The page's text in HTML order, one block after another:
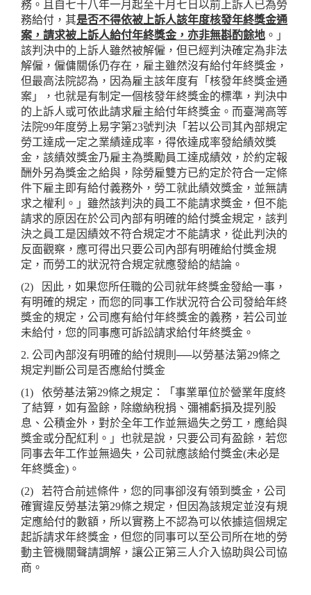
務。且自七十八年一月起至十月七日以前上訴人已為勞
務給付，其是否不得依被上訴人該年度核發年終獎金通
案，請求被上訴人給付年終獎金，亦非無斟酌餘地 。」
該判決中的上訴人雖然被解僱，但已經判決確定為非法
解僱，僱傭關係仍存在，雇主雖然沒有給付年終獎金，
但最高法院認為，因為雇主該年度有「核發年終獎金通
案」，也就是有制定一個核發年終獎金的標準，判決中
的上訴人或可依此請求雇主給付年終獎金。而臺灣高等
法院99年度勞上易字第23號判決「若以公司其內部規定
勞工達成一定之業績達成率，得依達成率發給績效獎
金，該績效獎金乃雇主為獎勵員工達成績效，於約定報
酬外另為獎金之給與，除勞雇雙方已約定於符合一定條
件下雇主即有給付義務外，勞工就此績效獎金，並無請
求之權利。」雖然該判決的員工不能請求獎金，但不能
請求的原因在於公司內部有明確的給付獎金規定，該判
決之員工是因績效不符合規定才不能請求，從此判決的
反面觀察，應可得出只要公司內部有明確給付獎金規
定，而勞工的狀況符合規定就應發給的結論。
(2)
因此，如果您所任職的公司就年終獎金發給一事，
有明確的規定，而您的同事工作狀況符合公司發給年終
獎金的規定，公司應有給付年終獎金的義務，若公司並
未給付，您的同事應可訴訟請求給付年終獎金。
2. 公司內部沒有明確的給付規則──以勞基法第29條之
規定判斷公司是否應給付獎金
(1) 依勞基法第29條之規定：「事業單位於營業年度終
了結算，如有盈餘，除繳納稅捐、彌補虧損及提列股
息、公積金外，對於全年工作並無過失之勞工，應給與
獎金或分配紅利。」也就是說，只要公司有盈餘，若您
同事去年工作並無過失，公司就應該給付獎金(未必是
年終獎金)。
(2) 若符合前述條件，您的同事卻沒有領到獎金，公司
確實違反勞基法第29條之規定，但因為該規定並沒有規
定應給付的數額，所以實務上不認為可以依據這個規定
起訴請求年終獎金，但您的同事可以至公司所在地的勞
動主管機關聲請調解，讓公正第三人介入協助與公司協
商。